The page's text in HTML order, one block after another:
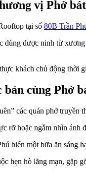
vị Phở
tại số 80B Trần
được ninh từ
khách chủ động thời
cùng Phở
các quán phở
rỡ hoặc ngắm nhìn
biến một bữa ăn sáng
hẹn hò lãng mạn, gặp